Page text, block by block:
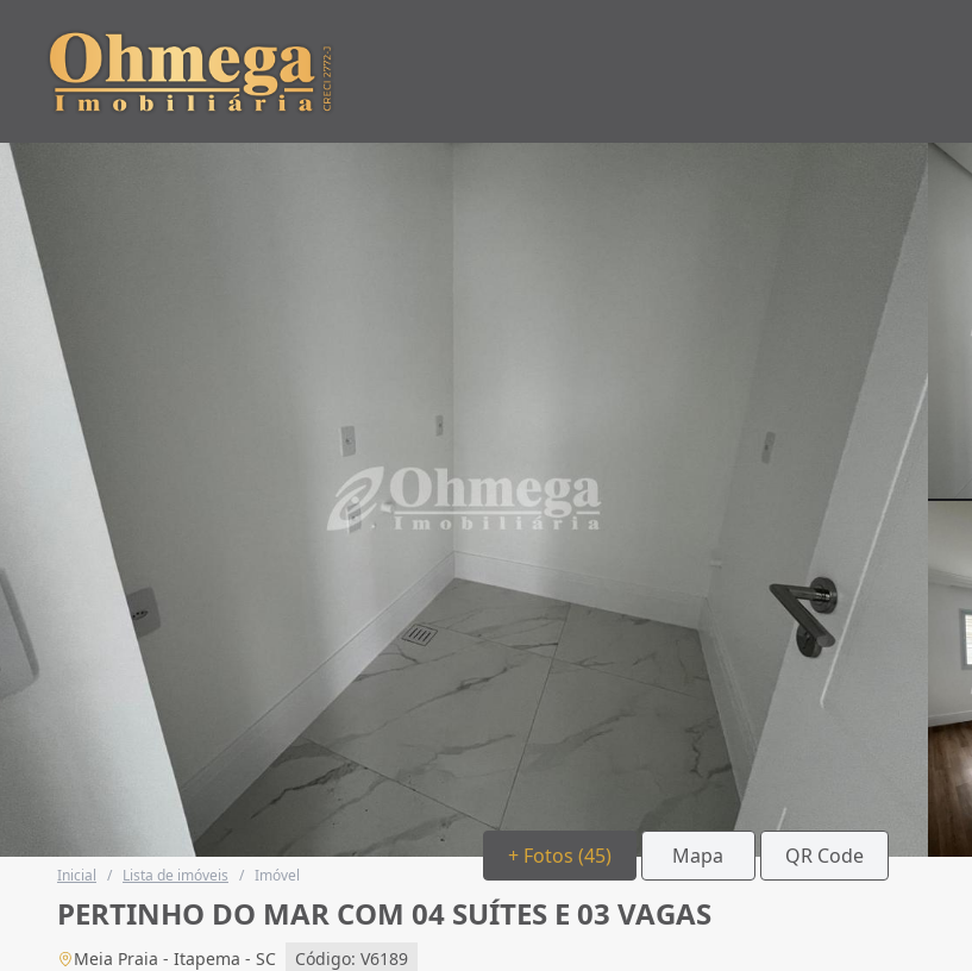
+ Fotos (45) Mapa QR Code
Inicial / Lista de imóveis / Imóvel
PERTINHO DO MAR COM 04 SUÍTES E 03 VAGAS
Meia Praia - Itapema - SC Código: V6189